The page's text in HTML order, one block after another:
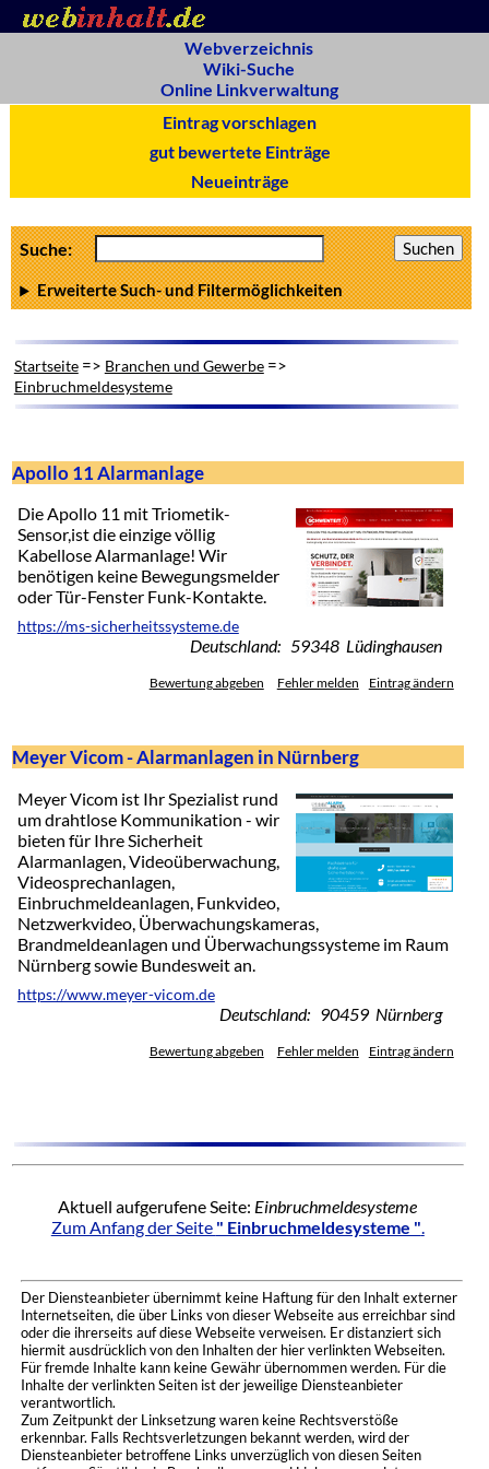
Webverzeichnis
Wiki-Suche
Online Linkverwaltung
Eintrag vorschlagen
gut bewertete Einträge
Neueinträge
Suche:
Erweiterte Such- und Filtermöglichkeiten
Startseite=> Branchen und Gewerbe=>
Einbruchmeldesysteme
Apollo 11 Alarmanlage
Die Apollo 11 mit Triometik-
Sensor,ist die einzige völlig
Kabellose Alarmanlage! Wir
benötigen keine Bewegungsmelder
oder Tür-Fenster Funk-Kontakte.
https://ms-sicherheitssysteme.de
Deutschland: 59348 Lüdinghausen
Bewertung abgeben Fehler melden Eintrag ändern
Meyer Vicom - Alarmanlagen in Nürnberg
Meyer Vicom ist Ihr Spezialist rund
um drahtlose Kommunikation - wir
bieten für Ihre Sicherheit
Alarmanlagen, Videoüberwachung,
Videosprechanlagen,
Einbruchmeldeanlagen, Funkvideo,
Netzwerkvideo, Überwachungskameras,
Brandmeldeanlagen und Überwachungssysteme im Raum
Nürnberg sowie Bundesweit an.
https://www.meyer-vicom.de
Deutschland: 90459 Nürnberg
Bewertung abgeben Fehler melden Eintrag ändern
Aktuell aufgerufene Seite: Einbruchmeldesysteme
Zum Anfang der Seite " Einbruchmeldesysteme ".
Der Diensteanbieter übernimmt keine Haftung für den Inhalt externer
Internetseiten, die über Links von dieser Webseite aus erreichbar sind
oder die ihrerseits auf diese Webseite verweisen. Er distanziert sich
hiermit ausdrücklich von den Inhalten der hier verlinkten Webseiten.
Für fremde Inhalte kann keine Gewähr übernommen werden. Für die
Inhalte der verlinkten Seiten ist der jeweilige Diensteanbieter
verantwortlich.
Zum Zeitpunkt der Linksetzung waren keine Rechtsverstöße
erkennbar. Falls Rechtsverletzungen bekannt werden, wird der
Diensteanbieter betroffene Links unverzüglich von diesen Seiten